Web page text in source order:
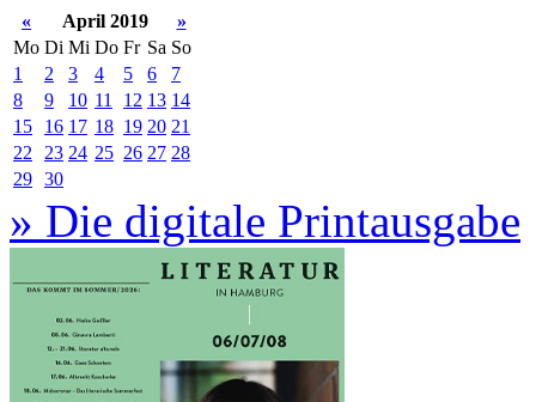
« April 2019
»
Mo Di Mi Do Fr Sa So
1
2 3 4 5 6
7
8
9 10 11 12 13 14
15
16 17 18 19 20 21
22
23 24 25 26 27 28
29 30
» Die digitale Printausgabe